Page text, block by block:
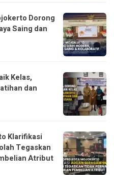
Dorong
Saing dan
Kelas,
dan
Klarifikasi
Tegaskan
Atribut